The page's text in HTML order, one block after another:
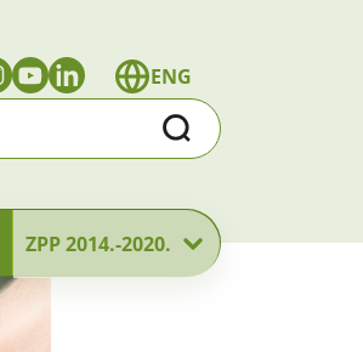
ENG
Traži
ZPP 2014.-2020.